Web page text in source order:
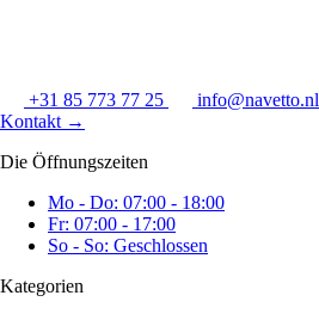
+31 85 773 77 25
info@navetto.nl
Kontakt →
Die Öffnungszeiten
Mo - Do: 07:00 - 18:00
Fr: 07:00 - 17:00
So - So: Geschlossen
Kategorien